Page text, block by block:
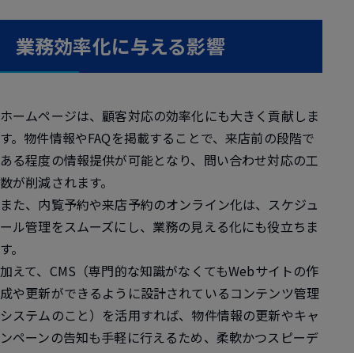
業務効率化に与える影響
ホームページは、顧客対応の効率化にも大きく貢献しま
す。物件情報やFAQを掲載することで、来店前の段階で
ある程度の情報提供が可能となり、問い合わせ対応の工
数が削減されます。
また、内覧予約や来店予約のオンライン化は、スケジュ
ール管理をスムーズにし、業務の見える化にも役立ちま
す。
加えて、CMS（専門的な知識がなくてもWebサイトの作
成や更新ができるように設計されているコンテンツ管理
システムのこと）を活用すれば、物件情報の更新やキャ
ンペーンの告知も手軽に行えるため、柔軟かつスピーデ